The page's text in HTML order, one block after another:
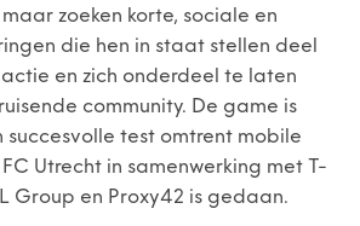
zoeken korte, sociale en
die hen in staat stellen deel
en zich onderdeel te laten
community. De game is
succesvolle test omtrent mobile
Utrecht in samenwerking met T-
Group en Proxy42 is gedaan.